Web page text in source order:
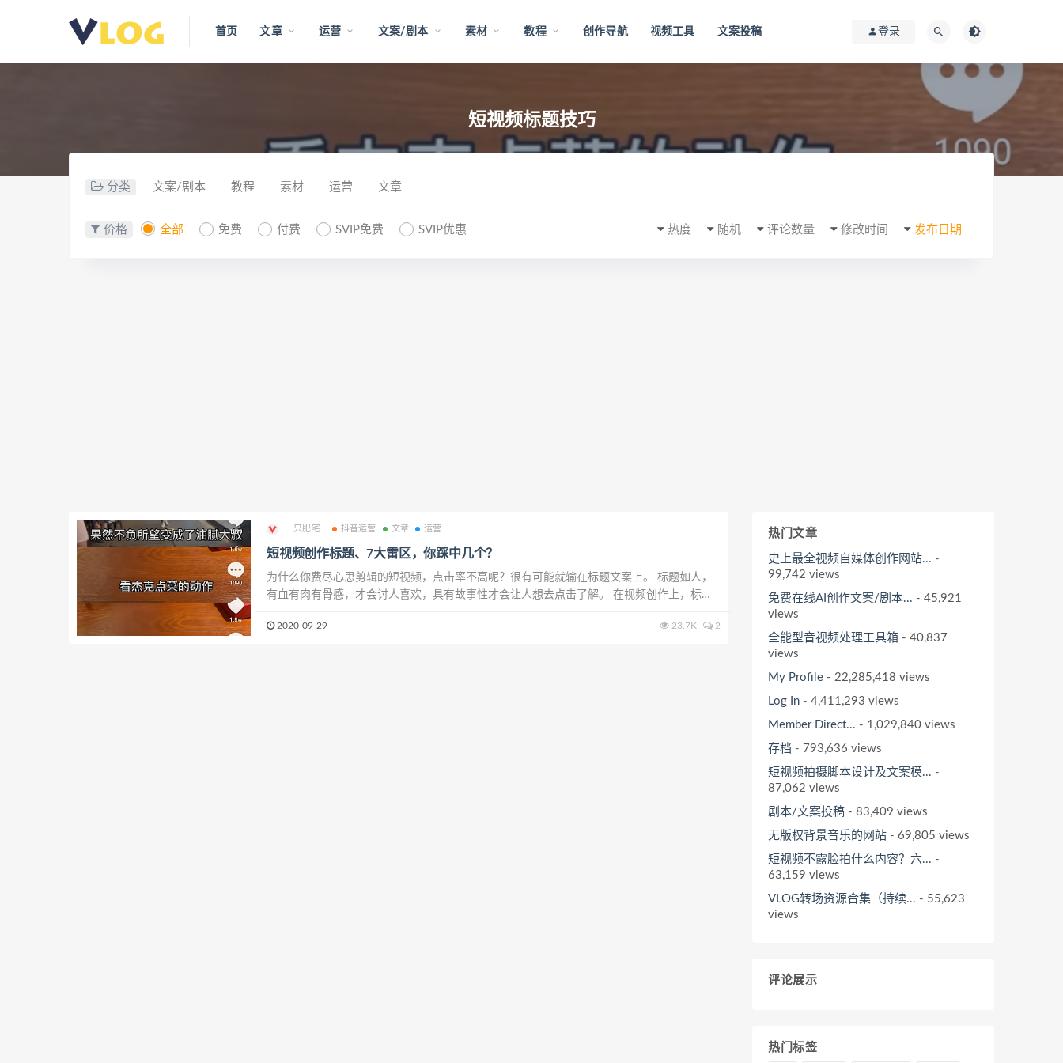
首页 文章 运营 文案/剧本 素材 教程 创作导航 视频工具 文案投稿 登录
短视频标题技巧
分类 文案/剧本 教程 素材 运营 文章
价格 全部 免费 付费 SVIP免费 SVIP优惠 发布日期
修改时间
评论数量
随机
热度
一只肥宅 抖音运营 文章 运营
短视频创作标题、7大雷区，你踩中几个？
为什么你费尽心思剪辑的短视频，点击率不高呢？很有可能就输在标题文案上。 标题如人，
有血有肉有骨感，才会讨人喜欢，具有故事性才会让人想去点击了解。 在视频创作上，标题
视听性。 但是很多人在创作过程中，会忽略听觉性。...
2020-09-29 23.7K 2
热门文章
史上最全视频自媒体创作网站... -
99,742 views
免费在线AI创作文案/剧本... - 45,921
views
全能型音视频处理工具箱 - 40,837
views
My Profile - 22,285,418 views
Log In - 4,411,293 views
Member Direct... - 1,029,840 views
存档 - 793,636 views
短视频拍摄脚本设计及文案模... -
87,062 views
剧本/文案投稿 - 83,409 views
无版权背景音乐的网站 - 69,805 views
短视频不露脸拍什么内容？六... -
63,159 views
VLOG转场资源合集（持续... - 55,623
views
评论展示
热门标签